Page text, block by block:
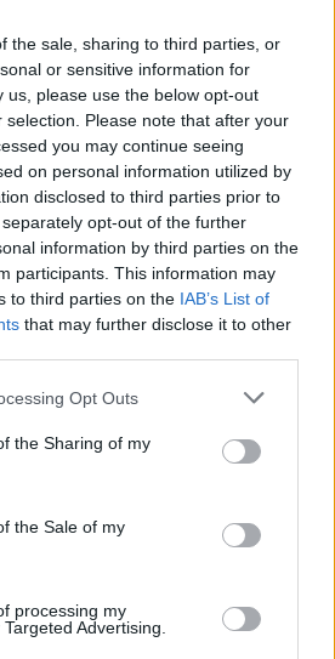
the sale, sharing to third parties, or
or sensitive information for
us, please use the below opt-out
Please note that after your
you may continue seeing
on personal information utilized by
disclosed to third parties prior to
opt-out of the further
information by third parties on the
participants. This information may
to third parties on the IAB’s List of
that may further disclose it to other
app uses one or more Google
usage behaviour. You may click to
Google and its third-party tags to
specified purposes in below Google
Opt Outs
the Sharing of my
the Sale of my
processing my
Advertising.
és elfogadom azadatvédelmi
FELIRATKOZÁS
a társadalmi kihívások leküzdését
Ferenc Egyetem
hírek